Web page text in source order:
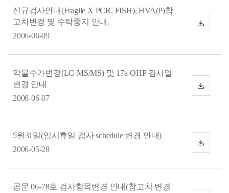
신규검사안내(Fragile X PCR, FISH), HVA(P)참
고치변경 및 수탁중지 안내.
2006-06-09
다
운
약물수가변경(LC-MS/MS) 및 17a-OHP 검사일
변경 안내
2006-06-07
다
운
5월31일(임시휴일 검사 schedule 변경 안내)
2006-05-28
다
운
드
공문 06-78호 검사항목변경 안내(참고치 변경